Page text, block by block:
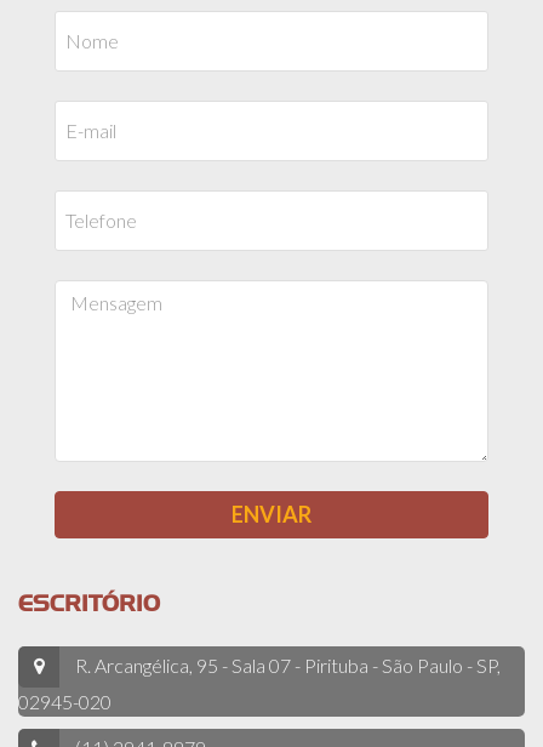
ESCRITÓRIO
R. Arcangélica, 95 - Sala 07 - Pirituba - São Paulo - SP,
02945-020